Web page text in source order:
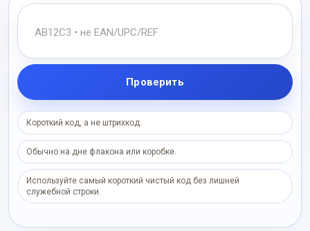
Проверить
Короткий код, а не штрихкод.
Обычно на дне флакона или коробке.
Используйте самый короткий чистый код без лишней
служебной строки.